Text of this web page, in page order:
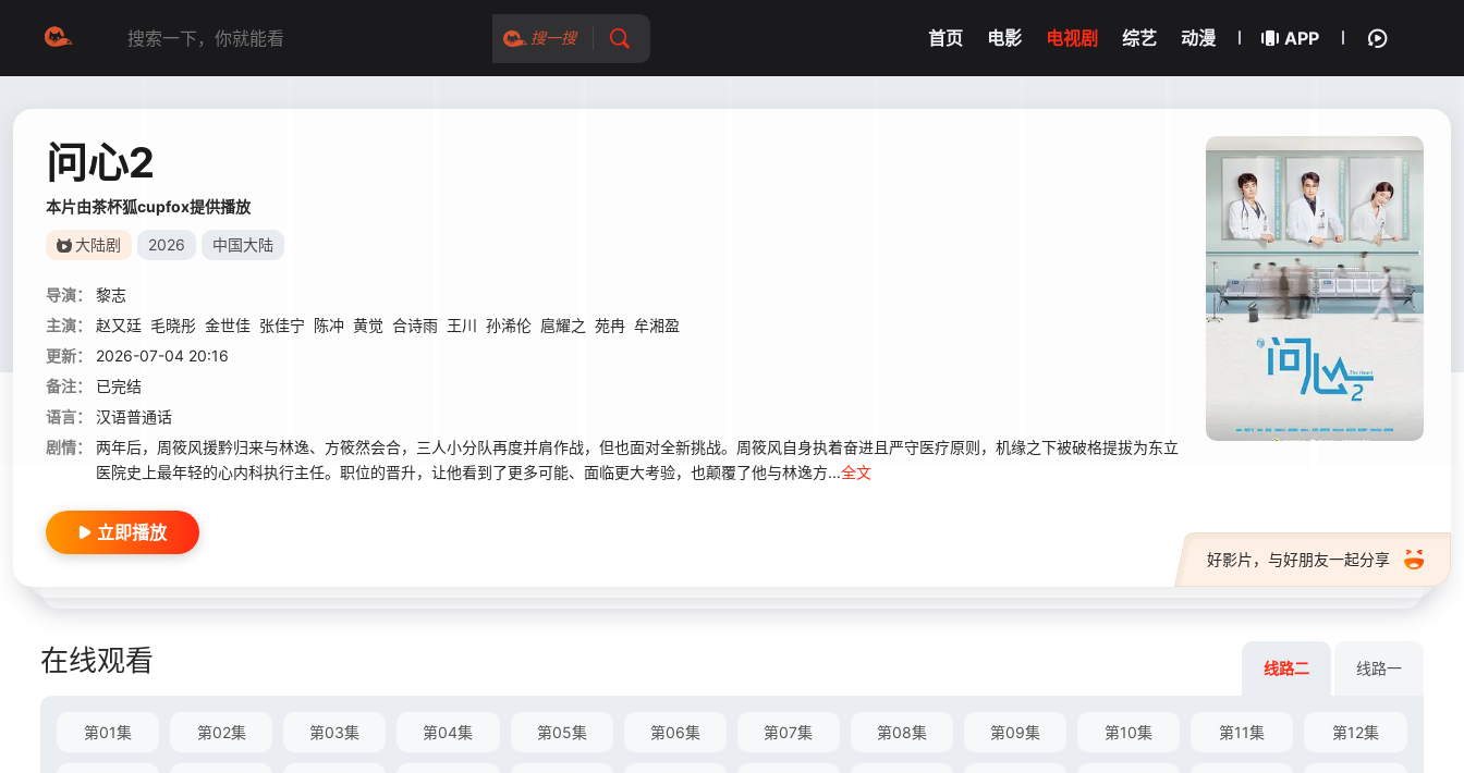
搜一搜 首页 电影 电视剧 综艺 动漫 APP
问心2
本片由茶杯狐cupfox提供播放
大陆剧 2026 中国大陆
导演：
黎志
主演：
赵又廷 毛晓彤 金世佳 张佳宁 陈冲 黄觉 合诗雨 王川 孙浠伦 扈耀之 苑冉 牟湘盈
更新：
2026-07-04 20:16
备注：
已完结
语言：
汉语普通话
剧情：
两年后，周筱风援黔归来与林逸、方筱然会合，三人小分队再度并肩作战，但也面对全新挑战。周筱风自身执着奋进且严守医疗原则，机缘之下被破格提拔为东立
医院史上最年轻的心内科执行主任。职位的晋升，让他看到了更多可能、面临更大考验，也颠覆了他与林逸方...全文
好影片，与好朋友一起分享
立即播放
在线观看 线路二 线路一
第01集 第02集 第03集 第04集 第05集 第06集 第07集 第08集 第09集 第10集 第11集 第12集